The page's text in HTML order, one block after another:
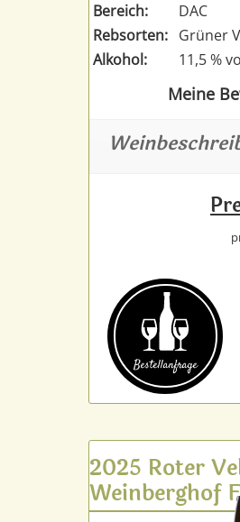
Bereich:
DAC
Rebsorten: Grüner
Alkohol:
11,5 %
Meine
Bestell­anfrage
2025 Roter
Weinberghof